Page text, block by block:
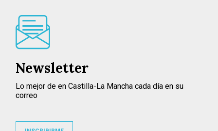
Newsletter
Lo mejor de en Castilla-La Mancha cada día en su
correo